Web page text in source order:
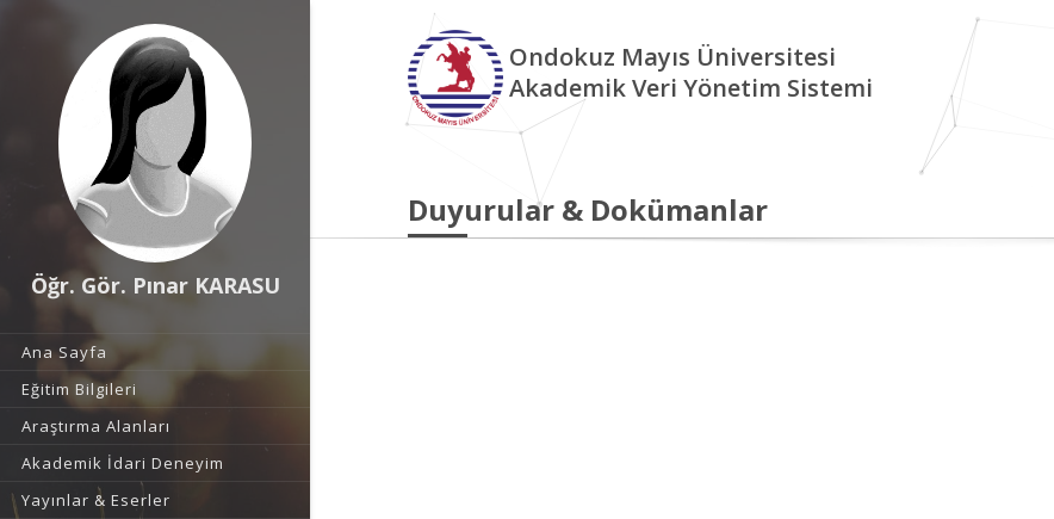
Öğr. Gör. Pınar KARASU
Ana Sayfa
Eğitim Bilgileri
Araştırma Alanları
Akademik İdari Deneyim
Yayınlar & Eserler
Ondokuz Mayıs Üniversitesi
Akademik Veri Yönetim Sistemi
Duyurular & Dokümanlar